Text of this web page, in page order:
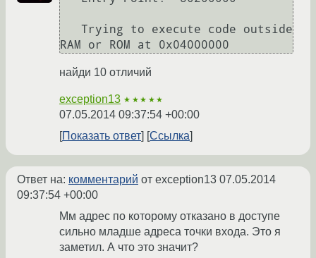
найди 10 отличий
exception13 ★★★★★
07.05.2014 09:37:54 +00:00
Показать ответ
Ссылка
Ответ на: комментарий от exception13 07.05.2014
09:37:54 +00:00
Мм адрес по которому отказано в доступе
сильно младше адреса точки входа. Это я
заметил. А что это значит?